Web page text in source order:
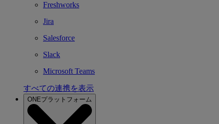
Freshworks
Jira
Salesforce
Slack
Microsoft Teams
すべての連携を表示
ONEプラットフォーム